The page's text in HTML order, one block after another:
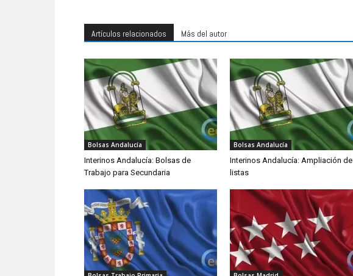
Artículos relacionados Más del autor
Bolsas Andalucía
Interinos Andalucía: Bolsas de
Trabajo para Secundaria
Bolsas Andalucía
Interinos Andalucía: Ampliación de
listas